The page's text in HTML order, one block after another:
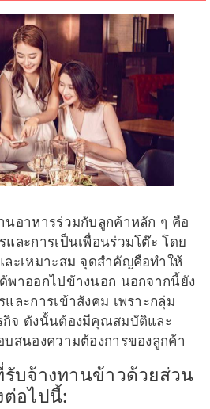
นอาหารร่วมกับลูกค้าหลัก ๆ คือ
ละการเป็นเพื่อนร่วมโต๊ะ โดย
ละเหมาะสม จุดสำคัญคือทำให้
พาออกไปข้างนอก นอกจากนี้ยัง
ละการเข้าสังคม เพราะกลุ่ม
จ ดังนั้นต้องมีคุณสมบัติและ
บสนองความต้องการของลูกค้า
บจ้างทานข้าวด้วยส่วน
ต่อไปนี้: